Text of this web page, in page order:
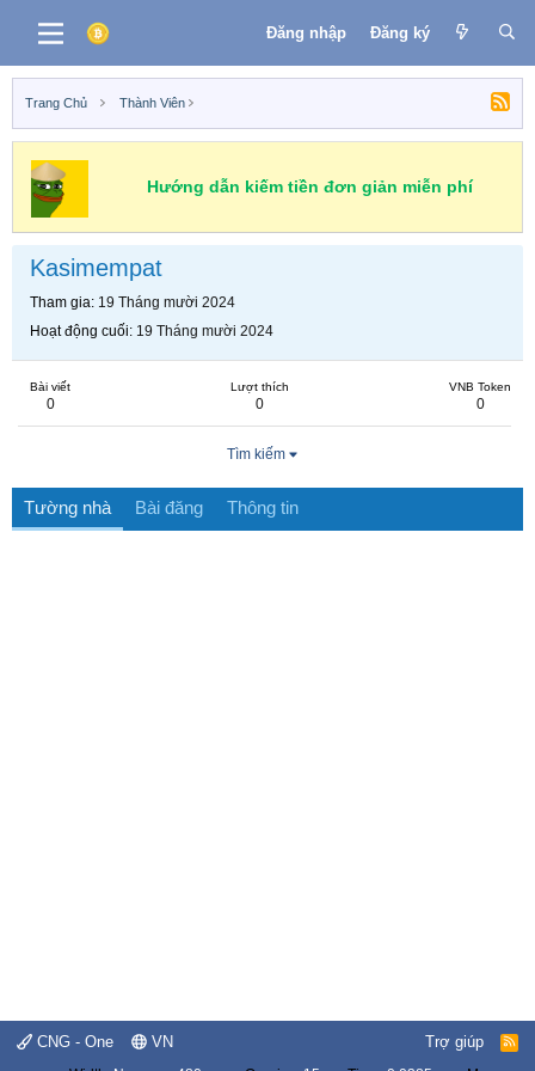
Đăng nhập Đăng ký
Trang Chủ Thành Viên
Hướng dẫn kiếm tiền đơn giản miễn phí
Kasimempat
Tham gia 19 Tháng mười 2024
Hoạt động cuối 19 Tháng mười 2024
Bài viết
0
Lượt thích
0
VNB Token
0
Tìm kiếm
Tường nhà Bài đăng Thông tin
CNG - One VN Trợ giúp
R